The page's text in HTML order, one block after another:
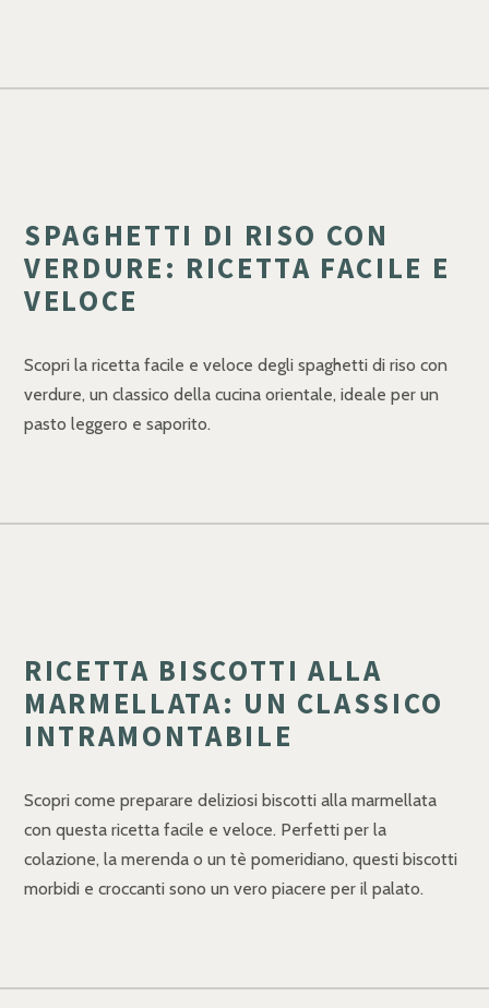
SPAGHETTI DI RISO CON
VERDURE: RICETTA FACILE E
VELOCE
Scopri la ricetta facile e veloce degli spaghetti di riso con
verdure, un classico della cucina orientale, ideale per un
pasto leggero e saporito.
RICETTA BISCOTTI ALLA
MARMELLATA: UN CLASSICO
INTRAMONTABILE
Scopri come preparare deliziosi biscotti alla marmellata
con questa ricetta facile e veloce. Perfetti per la
colazione, la merenda o un tè pomeridiano, questi biscotti
morbidi e croccanti sono un vero piacere per il palato.